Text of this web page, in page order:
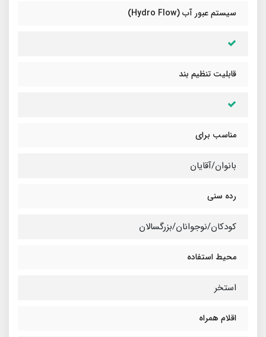
سیستم عبور آب (Hydro Flow)
قابلیت تنظیم بند
مناسب برای
بانوان/آقایان
رده سنی
کودکان/نوجوانان/بزرگسالان
محیط استفاده
استخر
اقلام همراه